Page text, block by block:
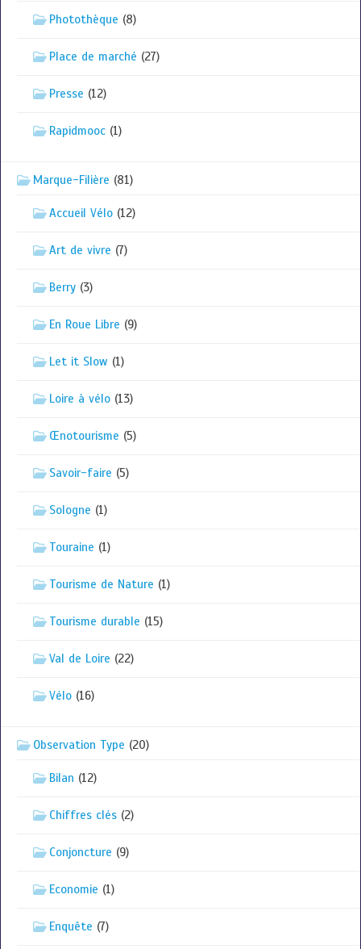
Photothèque (8)
Place de marché (27)
Presse (12)
Rapidmooc (1)
Marque-Filière (81)
Accueil Vélo (12)
Art de vivre (7)
Berry (3)
En Roue Libre (9)
Let it Slow (1)
Loire à vélo (13)
Œnotourisme (5)
Savoir-faire (5)
Sologne (1)
Touraine (1)
Tourisme de Nature (1)
Tourisme durable (15)
Val de Loire (22)
Vélo (16)
Observation Type (20)
Bilan (12)
Chiffres clés (2)
Conjoncture (9)
Economie (1)
Enquête (7)